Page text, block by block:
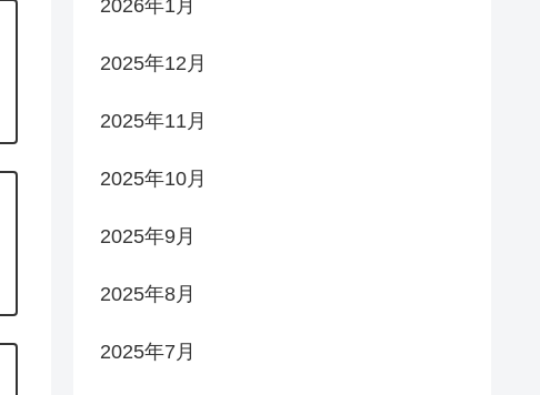
2026年1月
2025年12月
2025年11月
2025年10月
2025年9月
2025年8月
2025年7月